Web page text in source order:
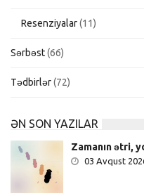
Resenziyalar(11)
Sərbəst(66)
Tədbirlər(72)
ƏN SON YAZILAR
Zamanın ətri,
03 Avqust